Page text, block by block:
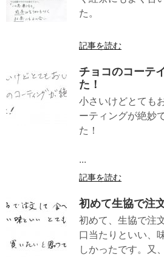
（福
記事を読む
チョコのコーテ
た！
小さいけどとても
ーティングが絶妙
（広島
...
記事を読む
初めて生協で注
初めて、生協で注
口当たりといい、
しかったです。又